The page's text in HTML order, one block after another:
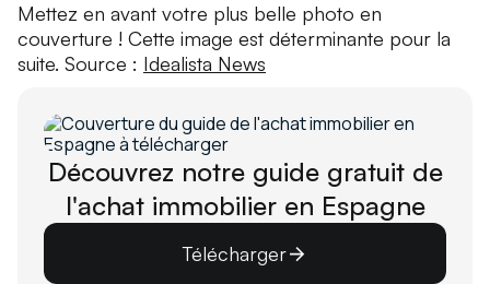
Mettez en avant votre plus belle photo en
couverture ! Cette image est déterminante pour la
suite. Source : Idealista News
Découvrez notre guide gratuit de
l'achat immobilier en Espagne
Télécharger